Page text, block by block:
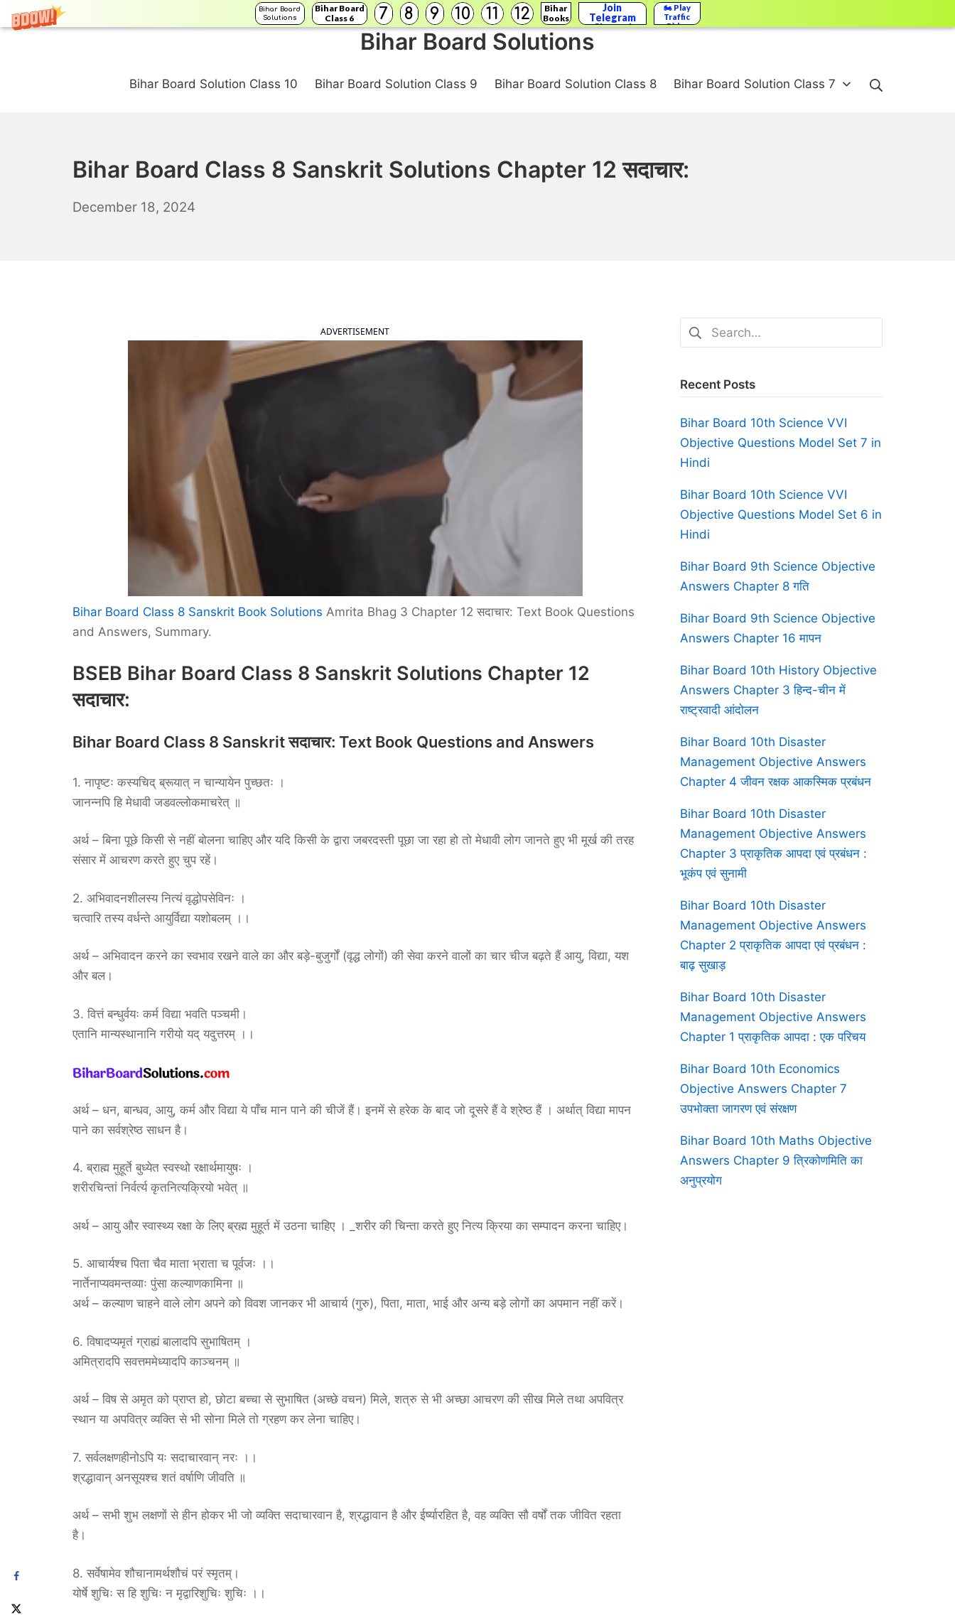
Bihar Board
Solutions
Bihar Board
Class 6
7 8 9 10 11 12
Bihar
Books
Join
Telegram
Channel
🏍️ Play
Traffic
Rider
Bihar Board Solutions
Bihar Board Solution Class 10 Bihar Board Solution Class 9 Bihar Board Solution Class 8 Bihar Board Solution Class 7
Bihar Board Class 8 Sanskrit Solutions Chapter 12 सदाचार:
December 18, 2024
ADVERTISEMENT
Bihar Board Class 8 Sanskrit Book Solutions Amrita Bhag 3 Chapter 12 सदाचार: Text Book Questions
and Answers, Summary.
BSEB Bihar Board Class 8 Sanskrit Solutions Chapter 12
सदाचार:
Bihar Board Class 8 Sanskrit सदाचार: Text Book Questions and Answers
1. नापृष्टः कस्यचिद् ब्रूयात् न चान्यायेन पुच्छतः ।
जानन्नपि हि मेधावी जडवल्लोकमाचरेत् ॥
अर्थ – बिना पूछे किसी से नहीं बोलना चाहिए और यदि किसी के द्वारा जबरदस्ती पूछा जा रहा हो तो मेधावी लोग जानते हुए भी मूर्ख की तरह
संसार में आचरण करते हुए चुप रहें।
2. अभिवादनशीलस्य नित्यं वृद्धोपसेविनः ।
चत्वारि तस्य वर्धन्ते आयुर्विद्या यशोबलम् ।।
अर्थ – अभिवादन करने का स्वभाव रखने वाले का और बड़े-बुजुर्गों (वृद्ध लोगों) की सेवा करने वालों का चार चीज बढ़ते हैं आयु, विद्या, यश
और बल।
3. वित्तं बन्धुर्वयः कर्म विद्या भवति पञ्चमी।
एतानि मान्यस्थानानि गरीयो यद् यदुत्तरम् ।।
अर्थ – धन, बान्धव, आयु, कर्म और विद्या ये पाँच मान पाने की चीजें हैं। इनमें से हरेक के बाद जो दूसरे हैं वे श्रेष्ठ हैं । अर्थात् विद्या मापन
पाने का सर्वश्रेष्ठ साधन है।
4. ब्राह्म मुहूर्ते बुध्येत स्वस्थो रक्षार्थमायुषः ।
शरीरचिन्तां निर्वर्त्य कृतनित्यक्रियो भवेत् ॥
अर्थ – आयु और स्वास्थ्य रक्षा के लिए ब्रह्म मुहूर्त में उठना चाहिए । _शरीर की चिन्ता करते हुए नित्य क्रिया का सम्पादन करना चाहिए।
5. आचार्यश्च पिता चैव माता भ्राता च पूर्वजः ।।
नार्तेनाप्यवमन्तव्याः पुंसा कल्याणकामिना ॥
अर्थ – कल्याण चाहने वाले लोग अपने को विवश जानकर भी आचार्य (गुरु), पिता, माता, भाई और अन्य बड़े लोगों का अपमान नहीं करें।
6. विषादप्यमृतं ग्राह्यं बालादपि सुभाषितम् ।
अमित्रादपि सवत्तममेध्यादपि काञ्चनम् ॥
अर्थ – विष से अमृत को प्राप्त हो, छोटा बच्चा से सुभाषित (अच्छे वचन) मिले, शत्रु से भी अच्छा आचरण की सीख मिले तथा अपवित्र
स्थान या अपवित्र व्यक्ति से भी सोना मिले तो ग्रहण कर लेना चाहिए।
7. सर्वलक्षणहीनोऽपि यः सदाचारवान् नरः ।।
श्रद्धावान् अनसूयश्च शतं वर्षाणि जीवति ॥
अर्थ – सभी शुभ लक्षणों से हीन होकर भी जो व्यक्ति सदाचारवान है, श्रद्धावान है और ईर्ष्यारहित है, वह व्यक्ति सौ वर्षों तक जीवित रहता
है।
8. सर्वेषामेव शौचानामर्थशौचं परं स्मृतम्।
योर्षे शुचिः स हि शुचिः न मृद्वारिशुचिः शुचिः ।।
Search
for:
Recent Posts
Bihar Board 10th Science VVI
Objective Questions Model Set 7 in
Hindi
Bihar Board 10th Science VVI
Objective Questions Model Set 6 in
Hindi
Bihar Board 9th Science Objective
Answers Chapter 8 गति
Bihar Board 9th Science Objective
Answers Chapter 16 मापन
Bihar Board 10th History Objective
Answers Chapter 3 हिन्द-चीन में
राष्ट्रवादी आंदोलन
Bihar Board 10th Disaster
Management Objective Answers
Chapter 4 जीवन रक्षक आकस्मिक प्रबंधन
Bihar Board 10th Disaster
Management Objective Answers
Chapter 3 प्राकृतिक आपदा एवं प्रबंधन :
भूकंप एवं सुनामी
Bihar Board 10th Disaster
Management Objective Answers
Chapter 2 प्राकृतिक आपदा एवं प्रबंधन :
बाढ़ सुखाड़
Bihar Board 10th Disaster
Management Objective Answers
Chapter 1 प्राकृतिक आपदा : एक परिचय
Bihar Board 10th Economics
Objective Answers Chapter 7
उपभोक्ता जागरण एवं संरक्षण
Bihar Board 10th Maths Objective
Answers Chapter 9 त्रिकोणमिति का
अनुप्रयोग